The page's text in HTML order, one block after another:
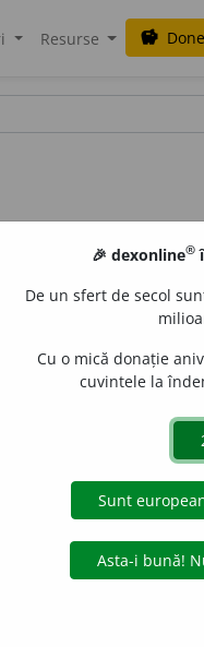
Resurse savings
grai, verbal; din gură
♦
=
trece numai prin
acțiuni
🎉 dexonline®
De un sfert de secol
Cu o mică donație
cuvintele la